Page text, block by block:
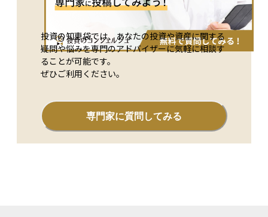
の納税資金を準備するのが困難な場合があります。このような
リスクを避けるために、事前に事業承継対策や株式の分散を検
討することが重要です。
投資の知恵袋では、あなたの投資や資産に関する
疑問や悩みを専門のアドバイザーに気軽に相談す
ることが可能です。
ぜひご利用ください。
専門家に質問してみる